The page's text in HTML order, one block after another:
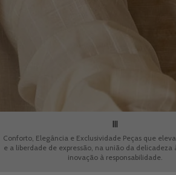
III
Conforto, Elegância e Exclusividade Peças que
e a liberdade de expressão, na união da delicadeza
inovação à responsabilidade.